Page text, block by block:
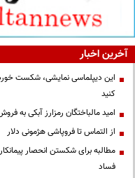
آخرین اخبار
این دیپلماسی نمایشی، شکست
کنید
امید مالباختگان رمزارز آبکی به
از التماس تا فروپاشی هژمونی دلار
مطالبه برای شکستن انحصار
فساد